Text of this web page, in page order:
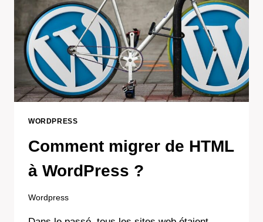
WORDPRESS
Comment migrer de HTML
à WordPress ?
Wordpress